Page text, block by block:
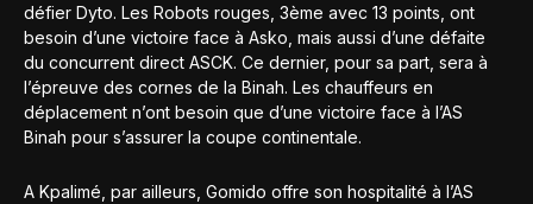
défier Dyto. Les Robots rouges, 3ème avec 13 points, ont
besoin d’une victoire face à Asko, mais aussi d’une défaite
du concurrent direct ASCK. Ce dernier, pour sa part, sera à
l’épreuve des cornes de la Binah. Les chauffeurs en
déplacement n’ont besoin que d’une victoire face à l’AS
Binah pour s’assurer la coupe continentale.
A Kpalimé, par ailleurs, Gomido offre son hospitalité à l’AS